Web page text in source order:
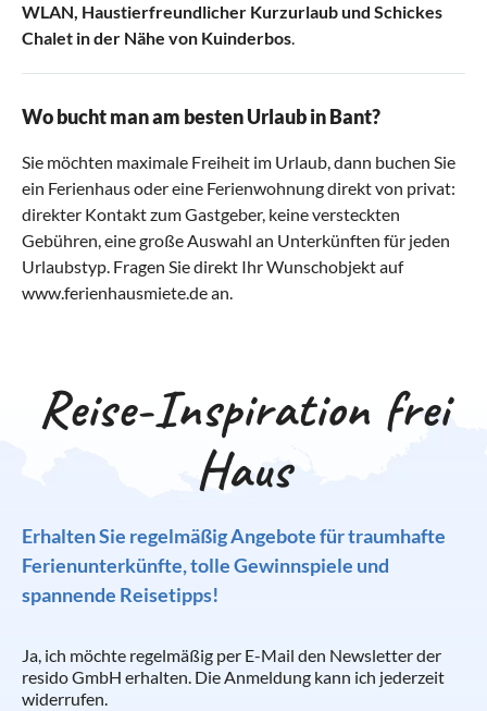
WLAN, Haustierfreundlicher Kurzurlaubund Schickes
Chalet in der Nähe von Kuinderbos.
Wo bucht man am besten Urlaub in Bant?
Sie möchten maximale Freiheit im Urlaub, dann buchen Sie
ein Ferienhaus oder eine Ferienwohnung direkt von privat:
direkter Kontakt zum Gastgeber, keine versteckten
Gebühren, eine große Auswahl an Unterkünften für jeden
Urlaubstyp. Fragen Sie direkt Ihr Wunschobjekt auf
www.ferienhausmiete.de an.
Reise-Inspiration frei
Haus
Erhalten Sie regelmäßig Angebote für traumhafte
Ferienunterkünfte, tolle Gewinnspiele und
spannende Reisetipps!
Ja, ich möchte regelmäßig per E-Mail den Newsletter der
resido GmbH erhalten. Die Anmeldung kann ich jederzeit
widerrufen.